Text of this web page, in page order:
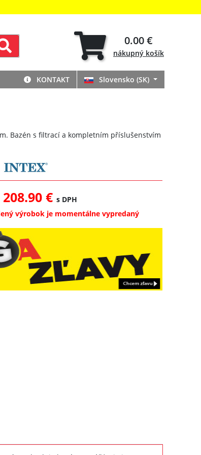
0.00 €
nákupný košík
KONTAKT Slovensko (SK)
Bazén s filtrací a kompletním příslušenstvím
208.90 €s DPH
výrobok je momentálne vypredaný